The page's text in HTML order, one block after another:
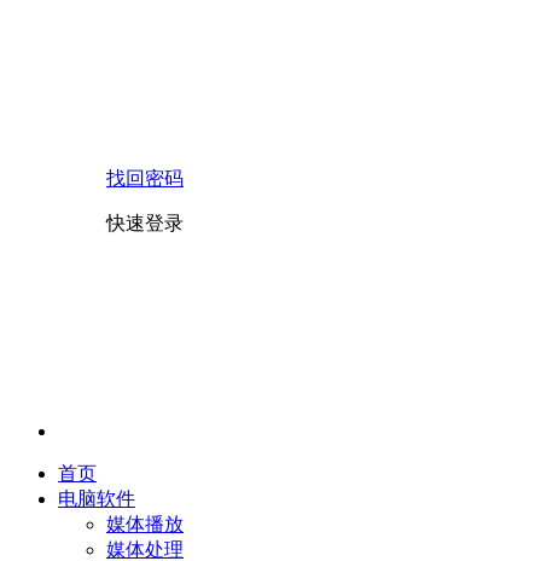
找回密码
快速登录
首页
电脑软件
媒体播放
媒体处理